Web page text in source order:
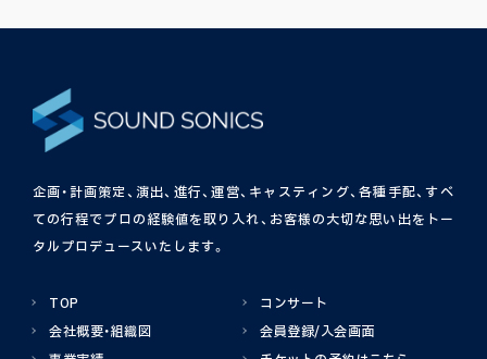
企画・計画策定、演出、進行、運営、キャスティング、各種手配、すべ
ての行程でプロの経験値を取り入れ、お客様の大切な思い出をトー
タルプロデュースいたします。
TOP
会社概要・組織図
コンサート
会員登録/入会画面